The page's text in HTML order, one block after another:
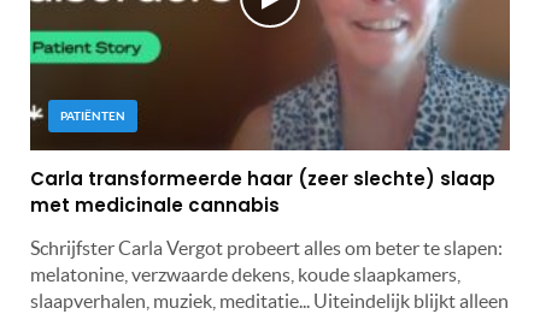
PATIËNTEN
Carla transformeerde haar (zeer slechte) slaap
met medicinale cannabis
Schrijfster Carla Vergot probeert alles om beter te slapen:
melatonine, verzwaarde dekens, koude slaapkamers,
slaapverhalen, muziek, meditatie... Uiteindelijk blijkt alleen